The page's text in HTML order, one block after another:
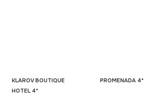
KLAROV BOUTIQUE
HOTEL 4*
PROMENADA 4*